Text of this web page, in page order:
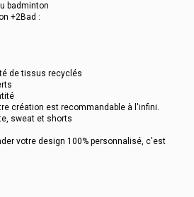
badminton
+2Bad :
de tissus recyclés
création est recommandable à l'infini.
sweat et shorts
votre design 100% personnalisé, c'est